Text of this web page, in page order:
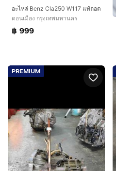
อะไหล่ Benz Cla250 W117 แท้ถอด
ดอนเมือง กรุงเทพมหานคร
฿ 999
PREMIUM